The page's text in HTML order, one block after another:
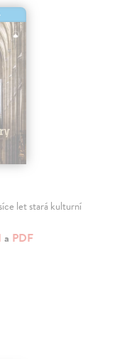
let stará kulturní
a PDF